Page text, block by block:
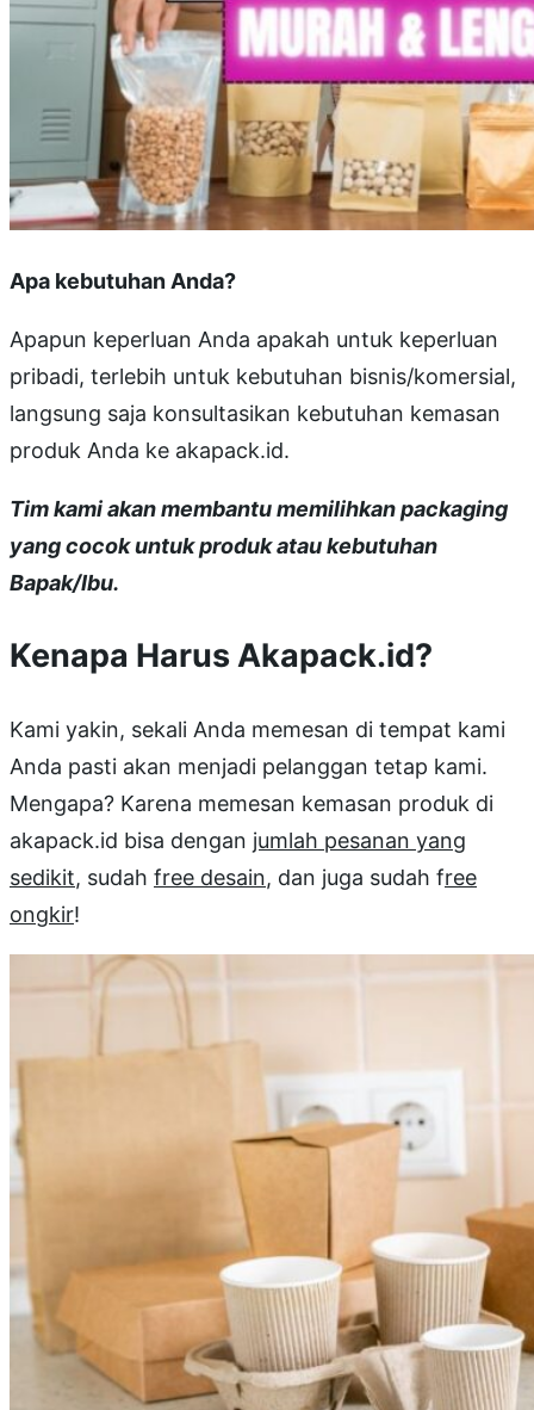
Apa kebutuhan Anda?
Apapun keperluan Anda apakah untuk keperluan
pribadi, terlebih untuk kebutuhan bisnis/komersial,
langsung saja konsultasikan kebutuhan kemasan
produk Anda ke akapack.id.
Tim kami akan membantu memilihkan packaging
yang cocok untuk produk atau kebutuhan
Bapak/Ibu.
Kenapa Harus Akapack.id?
Kami yakin, sekali Anda memesan di tempat kami
Anda pasti akan menjadi pelanggan tetap kami.
Mengapa? Karena memesan kemasan produk di
akapack.id bisa dengan jumlah pesanan yang
sedikit, sudah free desain, dan juga sudah free
ongkir!